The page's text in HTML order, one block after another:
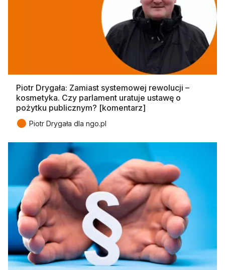
Piotr Drygała: Zamiast systemowej rewolucji –
kosmetyka. Czy parlament uratuje ustawę o
pożytku publicznym? [komentarz]
● Piotr Drygała dla ngo.pl